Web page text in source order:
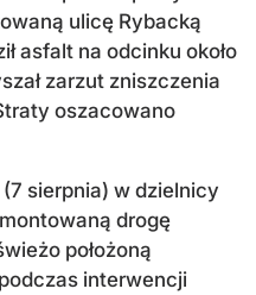
ulicę Rybacką
asfalt na odcinku około
zarzut zniszczenia
oszacowano
sierpnia) w dzielnicy
drogę
położoną
interwencji